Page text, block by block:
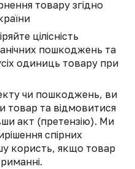
товару згідно
цілісність
пошкоджень та
одиниць товару при
чи пошкоджень, ви
товар та відмовитися
акт (претензію). Ми
спірних
користь, якщо товар